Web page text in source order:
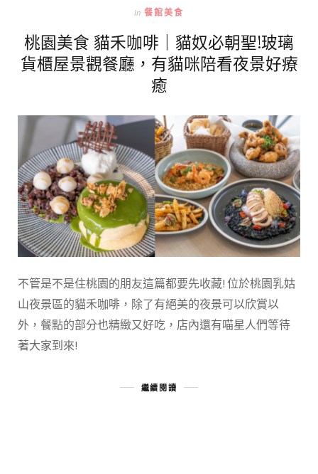
In 餐館美食
桃園美食 貓禾咖啡｜貓奴必朝聖!玻璃
貨櫃屋景觀餐廳，有貓咪陪看夜景好療
癒
不管是不是住桃園的朋友這篇都要先收藏! 位於桃園乳姑
山夜景區的貓禾咖啡，除了有絕美的夜景可以欣賞以
外，餐點的部分也精緻又好吃，店內還有喵星人們等待
著大家到來!
繼續閱讀